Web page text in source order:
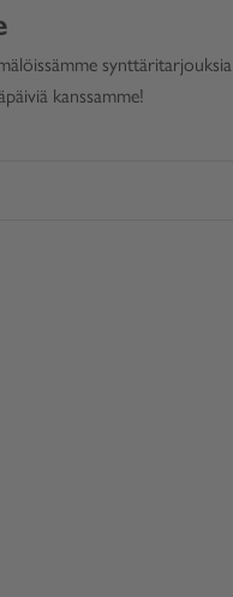
synttäritarjouksia
kanssamme!